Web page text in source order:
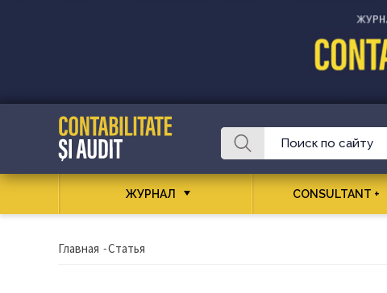
ЖУРНАЛ CONSULTANT +
Главная -Статья